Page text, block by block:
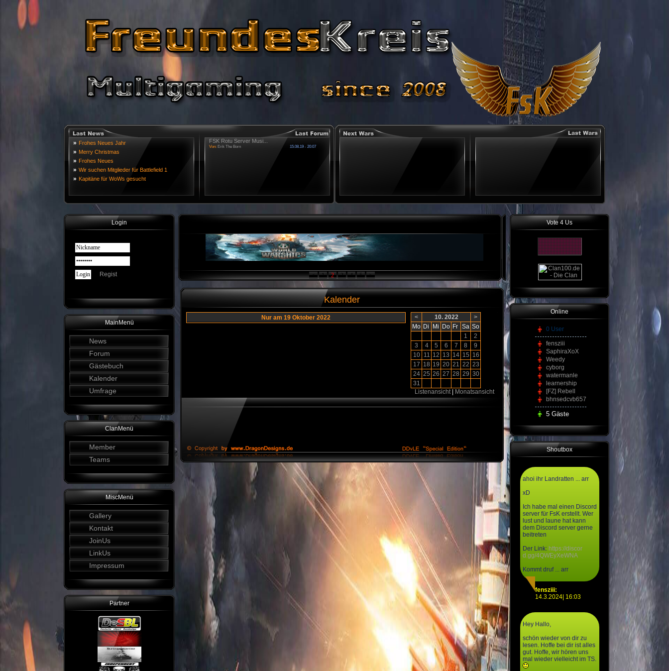
» Frohes Neues Jahr
» Merry Christmas
» Frohes Neues
» Wir suchen Mitglieder für Battlefield 1
» Kapitäne für WoWs gesucht
FSK Rotu Server Musi...
Von: Erik The Born 15.08.19 - 20:07
Login
Regist
MainMenü
News
Forum
Gästebuch
Kalender
Umfrage
ClanMenü
Member
Teams
MiscMenü
Gallery
Kontakt
JoinUs
LinkUs
Impressum
Partner
< 1 2 3 4 5 >
Kalender
Nur am 19 Oktober 2022 < 10. 2022
>
Mo Di Mi Do Fr Sa So
1
2
3
4 5 6 7 8
9
10
11 12 13 14 15 16
17 18 19 20 21 22 23
24 25 26 27 28 29 30
31
Listenansicht| Monatsansicht
Vote 4 Us
Online
0 User
fensziii
SaphiraXoX
Weedy
cyborg
watermanle
learnership
[FZ] Rebell
bhnsedcvb657
5 Gäste
Shoutbox
ahoi ihr Landratten ... arr
xD
Ich habe mal einen Discord
server für FsK erstellt. Wer
lust und laune hat kann
dem Discord server gerne
beitreten
Der Link: https://discor
d.gg/4QWEyXeWNA
Kommt druf ... arr
fensziii:
14.3.2024| 16:03
Hey Hallo,
schön wieder von dir zu
lesen. Hoffe bei dir ist alles
gut. Hoffe, wir hören uns
mal wieder vielleicht im TS.